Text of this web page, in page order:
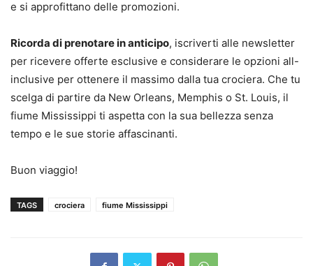
e si approfittano delle promozioni.
Ricorda di prenotare in anticipo, iscriverti alle newsletter
per ricevere offerte esclusive e considerare le opzioni all-
inclusive per ottenere il massimo dalla tua crociera. Che tu
scelga di partire da New Orleans, Memphis o St. Louis, il
fiume Mississippi ti aspetta con la sua bellezza senza
tempo e le sue storie affascinanti.
Buon viaggio!
TAGS crociera fiume Mississippi